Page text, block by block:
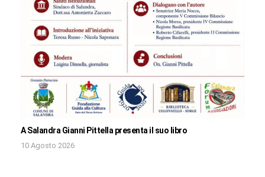
A Salandra Gianni Pittella presenta il suo libro
10 Agosto 2026